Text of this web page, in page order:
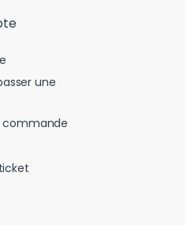
une
commande